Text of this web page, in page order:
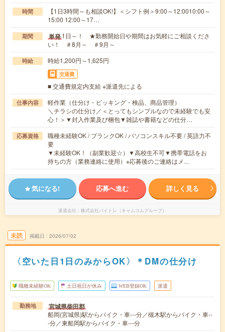
時間
【1日3時間～も相談OK!】＜シフト例＞9:00～12:0010:00～
15:00 12:00～17…
期間 単発1日～！ ★勤務開始日や期間はお気軽にご相談くださ
い！ ＃8月～ ＃9月～
時給 時給1,200円～1,625円
交通費
■ 交通費規定内支給 ※派遣先による
仕事内容
軽作業（仕分け・ピッキング・検品、商品管理）
＼チラシの仕分け／＜とってもシンプルなので未経験でも安
心！＞▼封入作業及び梱包▼雑誌や書籍などの仕分…
応募資格
職種未経験OK / ブランクOK / パソコンスキル不要 / 英語力不
要
▼未経験OK！（副業歓迎☆）▼高校生不可▼携帯電話をお
持ちの方（業務連絡に使用）※応募後のご連絡はメ…
気になる! 応募へ進む 詳しく見る
派遣会社 株式会社バイトレ（キャムコムグループ）
未読 掲載日 2026/07/02
〈空いた日1日のみからOK〉＊DMの仕分け
職種未経験OK 土日祝日が休み WEB登録OK 派遣
勤務地 宮城県柴田郡
船岡(宮城県)駅からバイク・車---分／槻木駅からバイク・車--
-分／東船岡駅からバイク・車---分